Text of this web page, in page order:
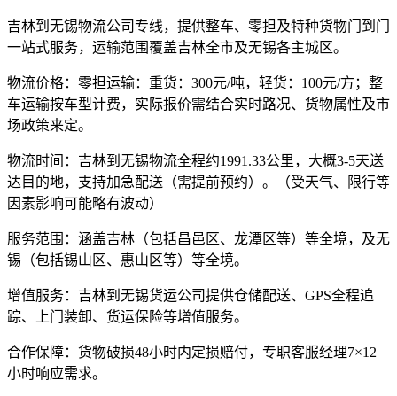
吉林到无锡物流公司专线，提供整车、零担及特种货物门到门
一站式服务，运输范围覆盖吉林全市及无锡各主城区。
物流价格： 零担运输：重货：300元/吨，轻货：100元/方；整
车运输按车型计费，实际报价需结合实时路况、货物属性及市
场政策来定。
物流时间： 吉林到无锡物流全程约1991.33公里，大概3-5天送
达目的地，支持加急配送（需提前预约）。（受天气、限行等
因素影响可能略有波动）
服务范围： 涵盖吉林（包括昌邑区、龙潭区等）等全境，及无
锡（包括锡山区、惠山区等）等全境。
增值服务： 吉林到无锡货运公司提供仓储配送、GPS全程追
踪、上门装卸、货运保险等增值服务。
合作保障： 货物破损48小时内定损赔付，专职客服经理7×12
小时响应需求。